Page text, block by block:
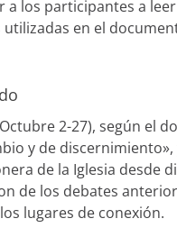
a los participantes a
en el
2-27), según el
y de
de la Iglesia desde
de los debates
lugares de conexión.